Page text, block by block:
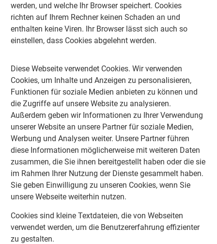
werden, und welche Ihr Browser speichert. Cookies
richten auf Ihrem Rechner keinen Schaden an und
enthalten keine Viren. Ihr Browser lässt sich auch so
einstellen, dass Cookies abgelehnt werden.
Diese Webseite verwendet Cookies. Wir verwenden
Cookies, um Inhalte und Anzeigen zu personalisieren,
Funktionen für soziale Medien anbieten zu können und
die Zugriffe auf unsere Website zu analysieren.
Außerdem geben wir Informationen zu Ihrer Verwendung
unserer Website an unsere Partner für soziale Medien,
Werbung und Analysen weiter. Unsere Partner führen
diese Informationen möglicherweise mit weiteren Daten
zusammen, die Sie ihnen bereitgestellt haben oder die sie
im Rahmen Ihrer Nutzung der Dienste gesammelt haben.
Sie geben Einwilligung zu unseren Cookies, wenn Sie
unsere Webseite weiterhin nutzen.
Cookies sind kleine Textdateien, die von Webseiten
verwendet werden, um die Benutzererfahrung effizienter
zu gestalten.